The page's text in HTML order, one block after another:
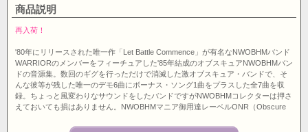
商品説明
再入荷！
'80年にリリースされた唯一作「Let Battle Commence」が有名なNWOBHMバンド
WARRIORのメンバーをフィーチュアした'85年結成のオブスキュアNWOBHMバン
ドの音源集。数回のギグを行っただけで消滅した激オブスキュア・バンドで、そ
んな彼等が残した唯一のデモ6曲にボーナス・ソング1曲をプラスした全7曲を収
録。ちょっと風変わりなサウンドをしたバンドですがNWOBHMコレクターは押さ
えておいても損はありません。NWOBHMマニア御用達レーベルONR（Obscure